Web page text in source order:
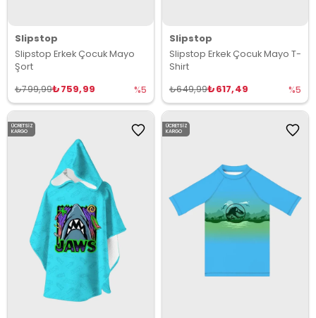
Slipstop
Slipstop Erkek Çocuk Mayo
Şort
₺759,99
₺799,99 %5
Slipstop
Slipstop Erkek Çocuk Mayo T-
Shirt
₺617,49
₺649,99 %5
ÜCRETSIZ
KARGO
ÜCRETSIZ
KARGO